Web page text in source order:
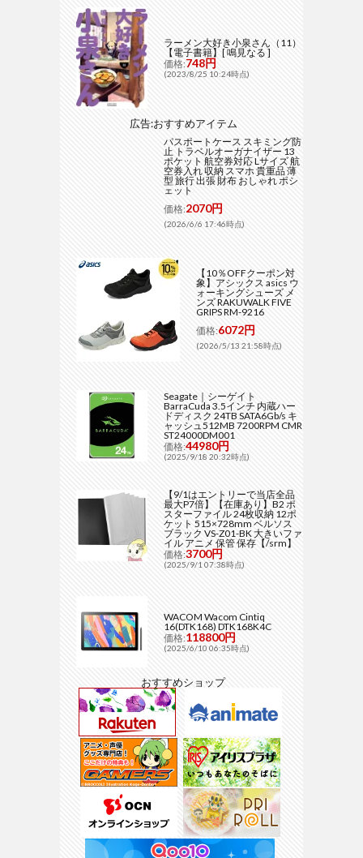
ラーメン大好き小泉さん（11）
【電子書籍】[ 鳴見なる ]
価格:748円
(2023/8/25 10:24時点)
広告:おすすめアイテム
パスポートケース スキミング防
止 トラベルオーガナイザー 13
ポケット 航空券対応 Lサイズ 航
空券入れ 収納 スマホ 貴重品 薄
型 旅行 出張 財布 おしゃれ ポシ
ェット
価格:2070円
(2026/6/6 17:46時点)
【10％OFFクーポン対
象】アシックス asics ウ
ォーキングシューズ メ
ンズ RAKUWALK FIVE
GRIPS RM-9216
価格:6072円
(2026/5/13 21:58時点)
Seagate｜シーゲイト
BarraCuda 3.5インチ 内蔵ハー
ドディスク 24TB SATA6Gb/s キ
ャッシュ512MB 7200RPM CMR
ST24000DM001
価格:44980円
(2025/9/18 20:32時点)
【9/1はエントリーで当店全品
最大P7倍】【在庫あり】B2 ポ
スターファイル 24枚収納 12ポ
ケット 515×728mm ベルソス
ブラック VS-Z01-BK 大きいファ
イル アニメ 保管 保存【/srm】
価格:3700円
(2025/9/1 07:38時点)
WACOM Wacom Cintiq
16(DTK168) DTK168K4C
価格:118800円
(2025/6/10 06:35時点)
おすすめショップ